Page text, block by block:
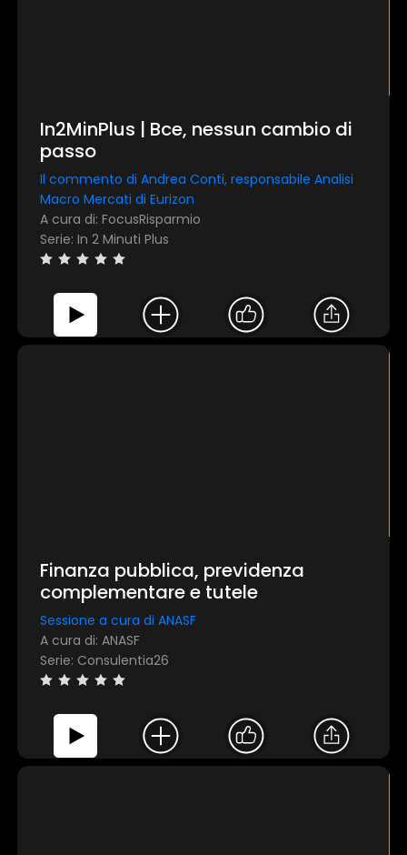
In2MinPlus | Bce, nessun cambio di
passo
Il commento di Andrea Conti, responsabile Analisi
Macro Mercati di Eurizon
A cura di: FocusRisparmio
Serie: In 2 Minuti Plus
Finanza pubblica, previdenza
complementare e tutele
Sessione a cura di ANASF
A cura di: ANASF
Serie: Consulentia26